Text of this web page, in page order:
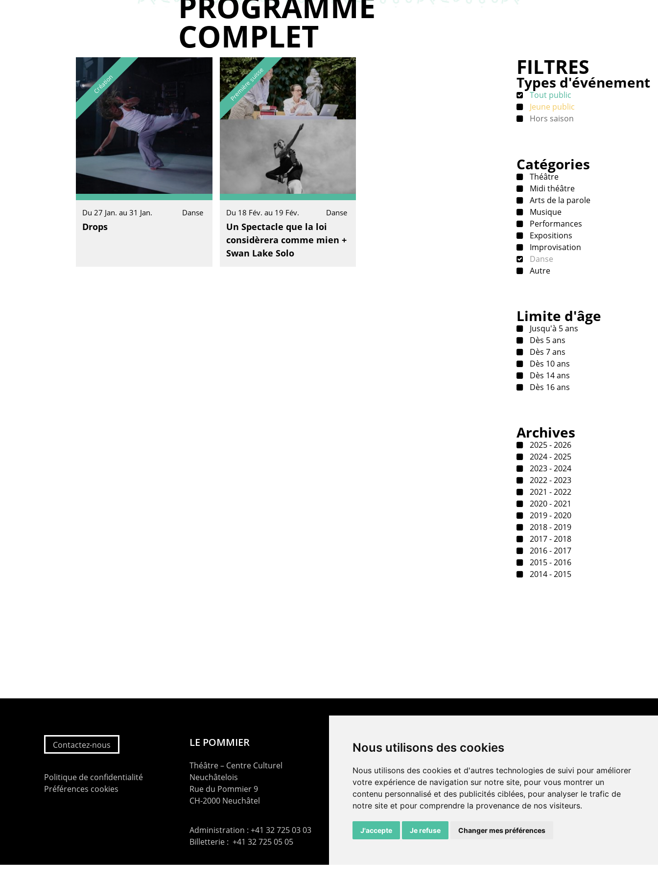
Nous utilisons des cookies
Nous utilisons des cookies et d'autres technologies de suivi pour améliorer
votre expérience de navigation sur notre site, pour vous montrer un
contenu personnalisé et des publicités ciblées, pour analyser le trafic de
notre site et pour comprendre la provenance de nos visiteurs.
J'accepte Je refuse Changer mes préférences
COMPLET
Création
Du 27 Jan. au 31 Jan. Danse
Drops
Première suisse
Du 18 Fév. au 19 Fév. Danse
Un Spectacle que la loi
considèrera comme mien +
Swan Lake Solo
FILTRES
Types d'événement
Tout public
Jeune public
Hors saison
Catégories
Théâtre
Midi théâtre
Arts de la parole
Musique
Performances
Expositions
Improvisation
Danse
Autre
Limite d'âge
Jusqu'à 5 ans
Dès 5 ans
Dès 7 ans
Dès 10 ans
Dès 14 ans
Dès 16 ans
Archives
2025 - 2026
2024 - 2025
2023 - 2024
2022 - 2023
2021 - 2022
2020 - 2021
2019 - 2020
2018 - 2019
2017 - 2018
2016 - 2017
2015 - 2016
2014 - 2015
Contactez-nous
Politique de confidentialité
Préférences cookies
LE POMMIER
Théâtre – Centre Culturel
Neuchâtelois
Rue du Pommier 9
CH-2000 Neuchâtel
Administration : +41 32 725 03 03
Billetterie : +41 32 725 05 05
LIENS AMIS
Centre de culture ABC
ADN – Association Danse Neuchâtel